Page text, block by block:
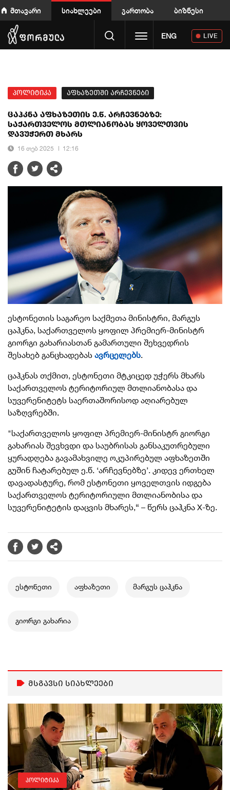
მთავარი სიახლეები გართობა ბიზნესი
Toggle navigation
ENG LIVE
პოლიტიკა აფხაზეთში არჩევნები
ცაჰკნა აფხაზეთის ე.წ. არჩევნებზე:
საქართველოს მთლიანობას ყოველთვის
დავუჭერთ მხარს
16 თებ 2025 12:16
ესტონეთის საგარეო საქმეთა მინისტრი, მარგუს
ცაჰკნა, საქართველოს ყოფილ პრემიერ-მინისტრ
გიორგი გახარიასთან გამართული შეხვედრის
შესახებ განცხადებას ავრცელებს.
ცაჰკნას თქმით, ესტონეთი მტკიცედ უჭერს მხარს
საქართველოს ტერიტორიულ მთლიანობასა და
სუვერენიტეტს საერთაშორისოდ აღიარებულ
საზღვრებში.
"საქართველოს ყოფილ პრემიერ-მინისტრ გიორგი
გახარიას შევხვდი და საუბრისას განსაკუთრებული
ყურადღება გავამახვილე ოკუპირებულ აფხაზეთში
გუშინ ჩატარებულ ე.წ. ‘არჩევნებზე’. კიდევ ერთხელ
დავადასტურე, რომ ესტონეთი ყოველთვის იდგება
საქართველოს ტერიტორიული მთლიანობისა და
სუვერენიტეტის დაცვის მხარეს,“ – წერს ცაჰკნა X-ზე.
ესტონეთი აფხაზეთი მარგუს ცაჰკნა
გიორგი გახარია
მსგავსი სიახლეები
პოლიტიკა